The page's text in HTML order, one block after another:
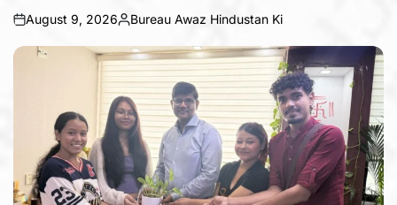
on
August 9, 2026
Posted
by
Bureau Awaz Hindustan Ki